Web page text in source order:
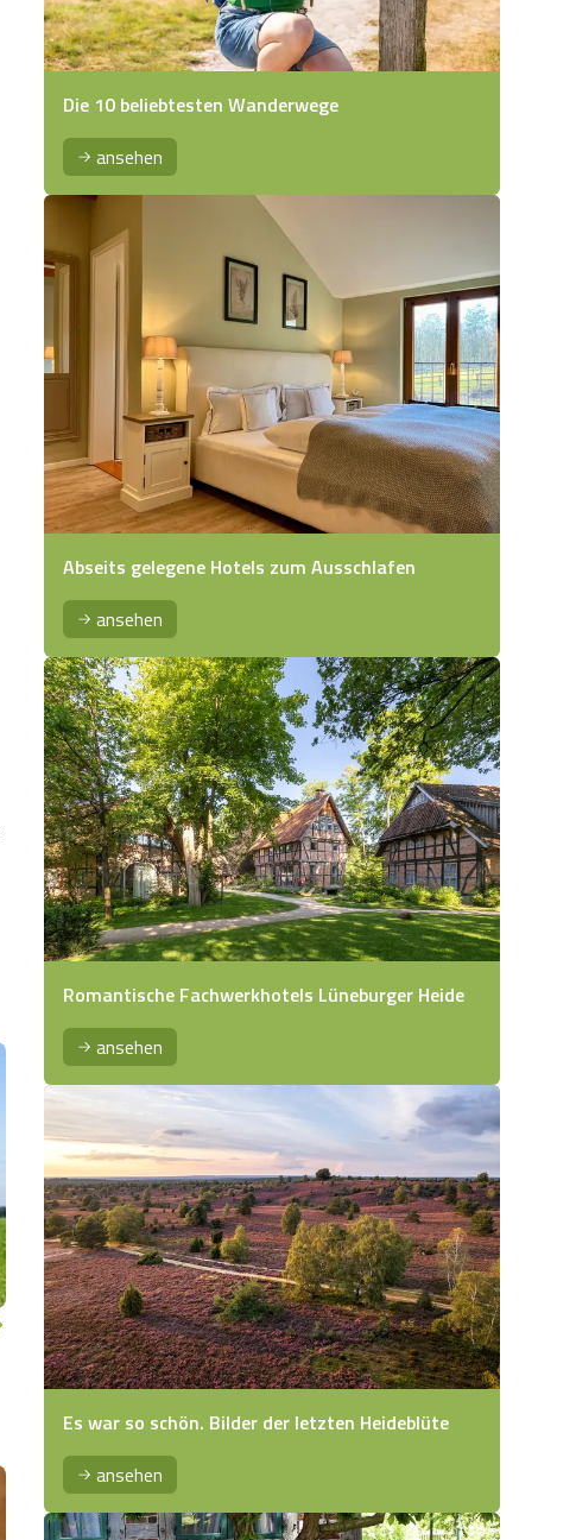
Die 10 beliebtesten Wanderwege
ansehen
Abseits gelegene Hotels zum Ausschlafen
ansehen
Romantische Fachwerkhotels Lüneburger Heide
ansehen
Es war so schön. Bilder der letzten Heideblüte
ansehen